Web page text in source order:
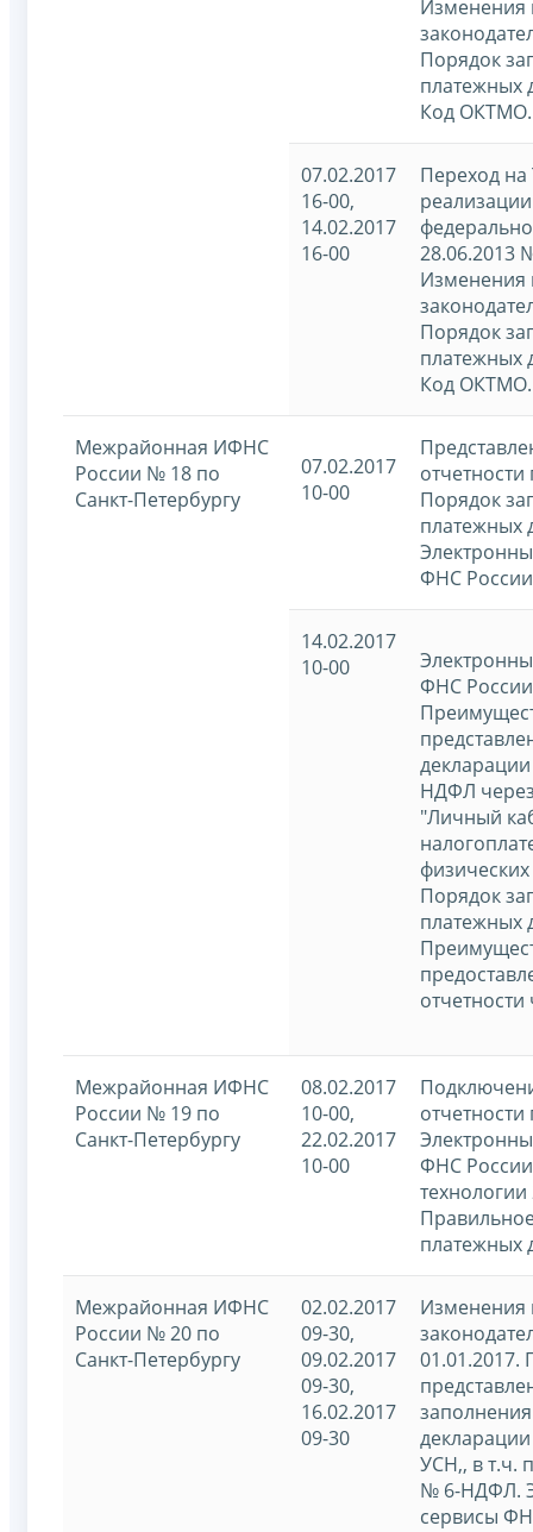
Изменения
Порядок
платежных
Код ОКТМО.
07.02.2017
16-00,
14.02.2017
16-00
Переход на
28.06.2013
Изменения
Порядок
платежных
Код ОКТМО.
Межрайонная ИФНС
России № 18 по
Санкт-Петербургу
07.02.2017
10-00
Порядок
платежных
ФНС
14.02.2017
10-00
ФНС
НДФЛ
"Личный
Порядок
платежных
Межрайонная ИФНС
России № 19 по
Санкт-Петербургу
08.02.2017
10-00,
22.02.2017
10-00
ФНС
платежных
Межрайонная ИФНС
России № 20 по
Санкт-Петербургу
02.02.2017
09-30,
09.02.2017
09-30,
16.02.2017
09-30
Изменения
01.01.2017.
УСН,, в т.ч.
№ 6-НДФЛ.
сервисы